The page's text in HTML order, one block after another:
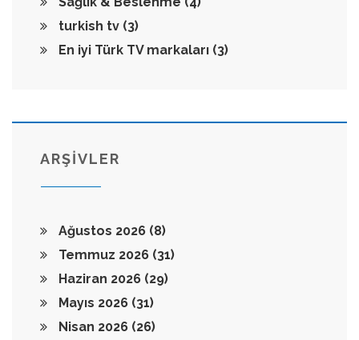
turkish tv (3)
En iyi Türk TV markaları (3)
ARŞİVLER
Ağustos 2026 (8)
Temmuz 2026 (31)
Haziran 2026 (29)
Mayıs 2026 (31)
Nisan 2026 (26)